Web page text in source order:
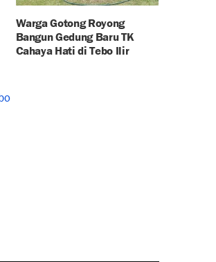
Warga Gotong Royong
Bangun Gedung Baru TK
Cahaya Hati di Tebo Ilir